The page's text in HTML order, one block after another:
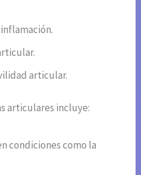
articular.
articulares incluye:
condiciones como la